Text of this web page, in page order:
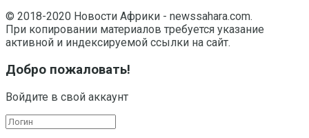
© 2018-2020 Новости Африки - newssahara.com.
При копировании материалов требуется указание
активной и индексируемой ссылки на сайт.
Добро пожаловать!
Войдите в свой аккаунт